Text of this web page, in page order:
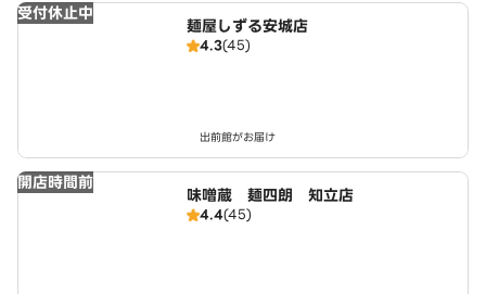
受付休止中
麺屋しずる安城店
4.3(45)
出前館がお届け
開店時間前
味噌蔵 麺四朗 知立店
4.4(45)